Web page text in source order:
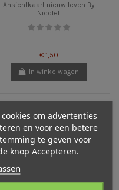
Ansichtkaart nieuw leven By
Nicolet
€ 1,50
In winkelwagen
om advertenties
en voor een betere
te geven voor
knop Accepteren.